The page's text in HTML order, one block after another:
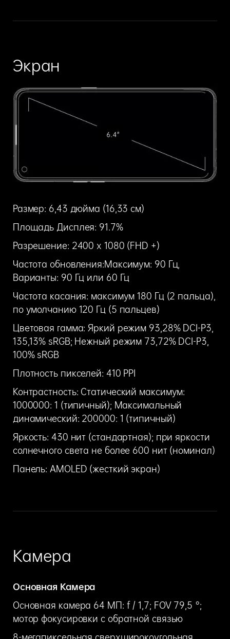
Экран
Размер: 6,43 дюйма (16,33 см)
Площадь Дисплея: 91.7%
Разрешение: 2400 x 1080 (FHD +)
Частота обновления:Максимум: 90 Гц,
Варианты: 90 Гц или 60 Гц
Частота касания: максимум 180 Гц (2 пальца),
по умолчанию 120 Гц (5 пальцев)
Цветовая гамма: Яркий режим 93,28% DCI-P3,
135,13% sRGB; Нежный режим 73,72% DCI-P3,
100% sRGB
Плотность пикселей: 410 PPI
Контрастность: Статический максимум:
1000000: 1 (типичный); Максимальный
динамический: 200000: 1 (типичный)
Яркость: 430 нит (стандартная); при яркости
солнечного света не более 600 нит (номинал)
Панель: AMOLED (жесткий экран)
Камера
Основная Камера
Основная камера 64 МП: f / 1,7; FOV 79,5 °;
мотор фокусировки с обратной связью
8-мегапиксельная сверхширокоугольная